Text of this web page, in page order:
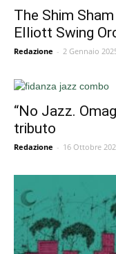
The Shim
Elliott Swing
Redazione - 2 Gennaio
“No Jazz.
tributo
Redazione - 16 Ottobre